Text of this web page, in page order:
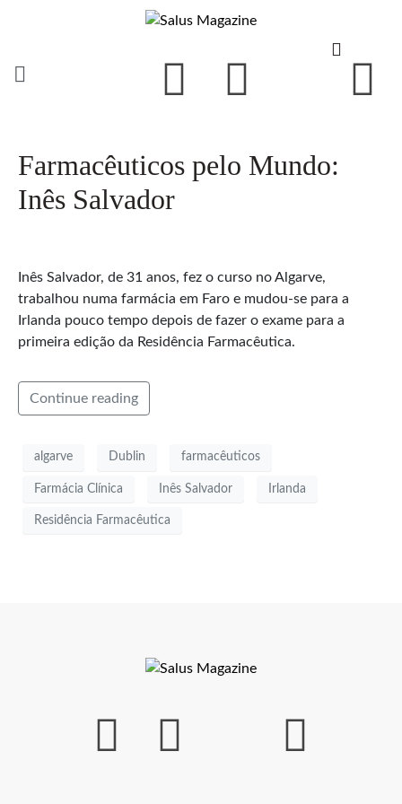
Farmacêuticos pelo Mundo:
Inês Salvador
Inês Salvador, de 31 anos, fez o curso no Algarve,
trabalhou numa farmácia em Faro e mudou-se para a
Irlanda pouco tempo depois de fazer o exame para a
primeira edição da Residência Farmacêutica.
Continue reading
algarve Dublin farmacêuticos
Farmácia Clínica Inês Salvador Irlanda
Residência Farmacêutica